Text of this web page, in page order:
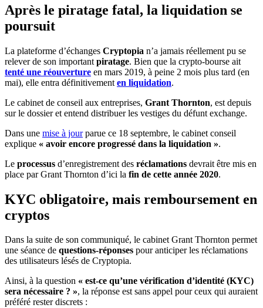
Après le piratage fatal, la liquidation se
poursuit
La plateforme d’échanges Cryptopia n’a jamais réellement pu se
relever de son important piratage. Bien que la crypto-bourse ait
tenté une réouverture en mars 2019, à peine 2 mois plus tard (en
mai), elle entra définitivement en liquidation.
Le cabinet de conseil aux entreprises, Grant Thornton, est depuis
sur le dossier et entend distribuer les vestiges du défunt exchange.
Dans une mise à jourparue ce 18 septembre, le cabinet conseil
explique « avoir encore progressé dans la liquidation ».
Le processus d’enregistrement des réclamations devrait être mis en
place par Grant Thornton d’ici la fin de cette année 2020.
KYC obligatoire, mais remboursement en
cryptos
Dans la suite de son communiqué, le cabinet Grant Thornton permet
une séance de questions-réponses pour anticiper les réclamations
des utilisateurs lésés de Cryptopia.
Ainsi, à la question « est-ce qu’une vérification d’identité (KYC)
sera nécessaire ? », la réponse est sans appel pour ceux qui auraient
préféré rester discrets :